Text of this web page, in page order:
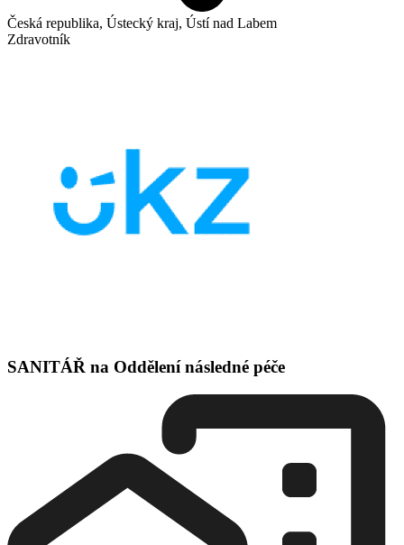
Česká republika, Ústecký kraj, Ústí nad Labem
Zdravotník
SANITÁŘ na Oddělení následné péče